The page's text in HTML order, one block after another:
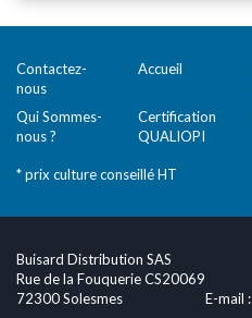
Contactez-
nous
Accueil
Qui Sommes-
nous ?
Certification
QUALIOPI
* prix culture conseillé HT
Buisard Distribution SAS
Rue de la Fouquerie CS20069
72300 Solesmes
E-mail :